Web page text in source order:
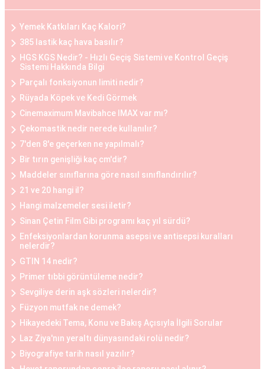
Göğüs Küçültme Estetiği
Büyük göğüslerin neden olduğu fiziksel
rahatsızlıklar veya estetik kaygılar nedeniyle bazı
kadınlar, göğüs küçültme estetiğini tercih
edebilirler. Bu operasyon, göğüs dokusunun ve
yağın çıkarılması ile gerçekleştirilir. Göğüs
küçültme estetiği, sırt ve boyun ağrılarını
hafifletmek, postürü düzeltmek ve günlük yaşam
kalitesini artırmak isteyen kadınlar arasında
oldukça yaygındır.
Göğüs Küçültme ve Büyütme Öncesi ve Sonrası
Göğüs estetiği operasyonları öncesinde ve
sonrasında belirli adımlar takip edilir. Operasyon
öncesinde, hasta ile detaylı bir görüşme yapılır,
beklentiler belirlenir ve uygun bir planlama yapılır.
Operasyon sonrasında ise hasta, iyileşme
sürecine uygun olarak belirli bir süre doktorun
önerdiği yönergeleri takip etmelidir. Her iki
durumda da hasta, cerrahi müdahalenin etkilerini
tam olarak deneyimleyebilmesi için doktorun
önerilerine uymalıdır.
Yemek Katkıları Kaç Kalori?
385 lastik kaç hava basılır?
HGS KGS Nedir? - Hızlı Geçiş Sistemi ve Kontrol Geçiş
Sistemi Hakkında Bilgi
Parçalı fonksiyonun limiti nedir?
Rüyada Köpek ve Kedi Görmek
Cinemaximum Mavibahce IMAX var mı?
Çekomastik nedir nerede kullanılır?
7'den 8'e geçerken ne yapılmalı?
Bir tırın genişliği kaç cm'dir?
Maddeler sınıflarına göre nasıl sınıflandırılır?
21 ve 20 hangi il?
Hangi malzemeler sesi iletir?
Sinan Çetin Film Gibi programı kaç yıl sürdü?
Enfeksiyonlardan korunma asepsi ve antisepsi kuralları
nelerdir?
GTIN 14 nedir?
Primer tıbbi görüntüleme nedir?
Sevgiliye derin aşk sözleri nelerdir?
Füzyon mutfak ne demek?
Hikayedeki Tema, Konu ve Bakış Açısıyla İlgili Sorular
Laz Ziya'nın yeraltı dünyasındaki rolü nedir?
Biyografiye tarih nasıl yazılır?